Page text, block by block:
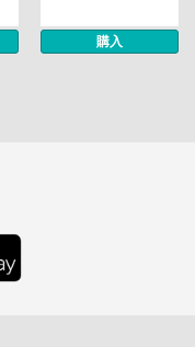
購入